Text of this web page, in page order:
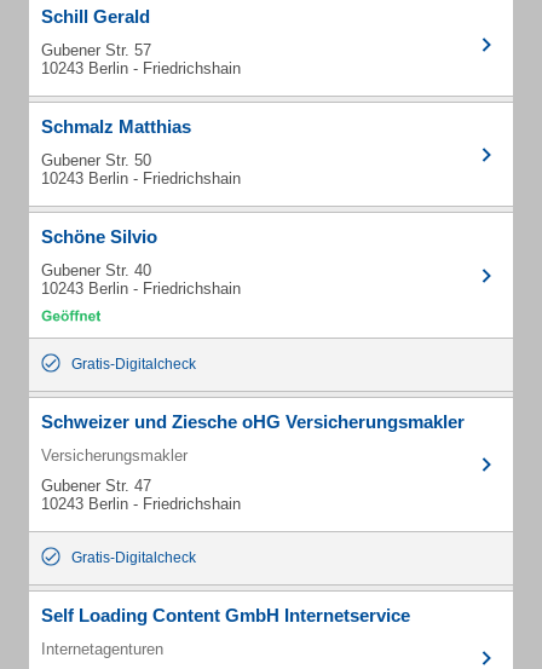
Schill Gerald
Gubener Str. 57
10243 Berlin - Friedrichshain
Schmalz Matthias
Gubener Str. 50
10243 Berlin - Friedrichshain
Schöne Silvio
Gubener Str. 40
10243 Berlin - Friedrichshain
Gratis-Digitalcheck
Schweizer und Ziesche oHG Versicherungsmakler
Versicherungsmakler
Gubener Str. 47
10243 Berlin - Friedrichshain
Gratis-Digitalcheck
Self Loading Content GmbH Internetservice
Internetagenturen